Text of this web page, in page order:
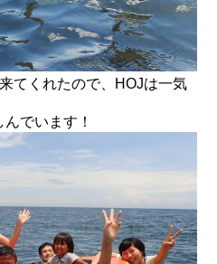
てくれたので、HOJは一気
でいます！